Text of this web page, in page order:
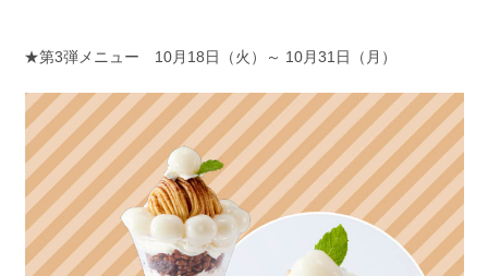
★第3弾メニュー 10月18日（火）～ 10月31日（月）